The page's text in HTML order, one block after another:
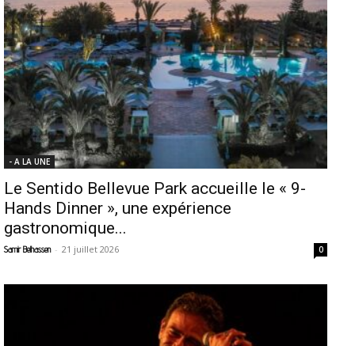
- A LA UNE
Le Sentido Bellevue Park accueille le « 9-
Hands Dinner », une expérience
gastronomique...
Samir Belhassen - 21 juillet 2026 0